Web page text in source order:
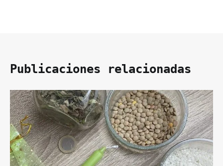
Publicaciones relacionadas